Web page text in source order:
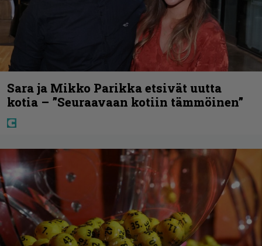
Sara ja Mikko Parikka etsivät uutta
kotia – ”Seuraavaan kotiin tämmöinen”